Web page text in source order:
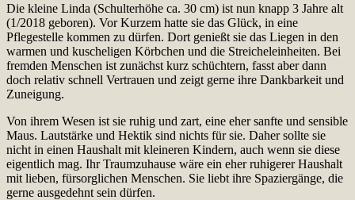
Die kleine Linda (Schulterhöhe ca. 30 cm) ist nun knapp 3 Jahre alt
(1/2018 geboren). Vor Kurzem hatte sie das Glück, in eine
Pflegestelle kommen zu dürfen. Dort genießt sie das Liegen in den
warmen und kuscheligen Körbchen und die Streicheleinheiten. Bei
fremden Menschen ist zunächst kurz schüchtern, fasst aber dann
doch relativ schnell Vertrauen und zeigt gerne ihre Dankbarkeit und
Zuneigung.
Von ihrem Wesen ist sie ruhig und zart, eine eher sanfte und sensible
Maus. Lautstärke und Hektik sind nichts für sie. Daher sollte sie
nicht in einen Haushalt mit kleineren Kindern, auch wenn sie diese
eigentlich mag. Ihr Traumzuhause wäre ein eher ruhigerer Haushalt
mit lieben, fürsorglichen Menschen. Sie liebt ihre Spaziergänge, die
gerne ausgedehnt sein dürfen.